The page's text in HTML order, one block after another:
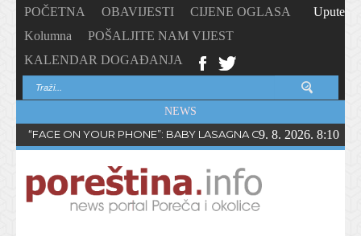
POČETNA OBAVIJESTI
CIJENE OGLASA
Kolumna
POŠALJITE NAM VIJEST
KALENDAR DOGAĐANJA
Upute
NEWS
“FACE ON YOUR PHONE”: BABY LASAGNA OBJAVIO NOVI
9. 8. 2026. 8:10